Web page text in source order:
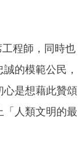
程師，同時也
的模範公民，
心是想藉此贊頌
「人類文明的最